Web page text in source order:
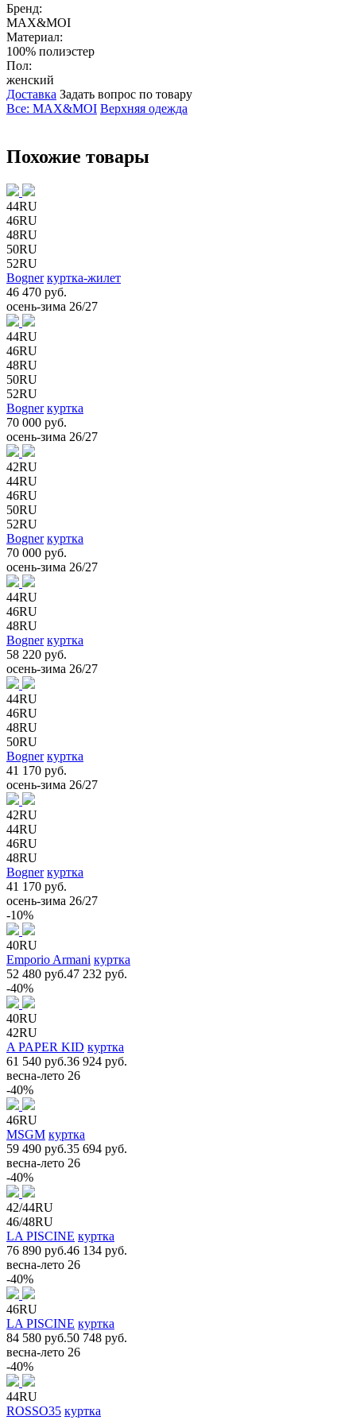
Бренд:
MAX&MOI
Материал:
100% полиэстер
Пол:
женский
Доставка Задать вопрос по товару
Все: MAX&MOI Верхняя одежда
Похожие товары
44RU
46RU
48RU
50RU
52RU
Bogner куртка-жилет
46 470 руб.
осень-зима 26/27
44RU
46RU
48RU
50RU
52RU
Bogner куртка
70 000 руб.
осень-зима 26/27
42RU
44RU
46RU
50RU
52RU
Bogner куртка
70 000 руб.
осень-зима 26/27
44RU
46RU
48RU
Bogner куртка
58 220 руб.
осень-зима 26/27
44RU
46RU
48RU
50RU
Bogner куртка
41 170 руб.
осень-зима 26/27
42RU
44RU
46RU
48RU
Bogner куртка
41 170 руб.
осень-зима 26/27
-10%
40RU
Emporio Armani куртка
52 480 руб.47 232 руб.
-40%
40RU
42RU
A PAPER KID куртка
61 540 руб.36 924 руб.
весна-лето 26
-40%
46RU
MSGM куртка
59 490 руб.35 694 руб.
весна-лето 26
-40%
42/44RU
46/48RU
LA PISCINE куртка
76 890 руб.46 134 руб.
весна-лето 26
-40%
46RU
LA PISCINE куртка
84 580 руб.50 748 руб.
весна-лето 26
-40%
44RU
ROSSO35 куртка